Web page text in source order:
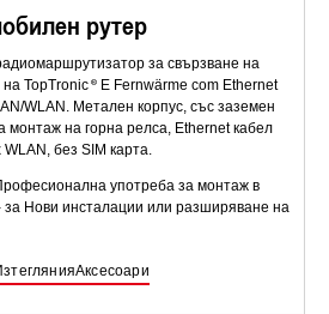
рутер
за свързване на
TopTronic
E Fernwärme com Ethernet
WLAN. Метален корпус, със заземен
монтаж на горна релса, Ethernet кабел
без SIM карта.
употреба за монтаж в
Нови инсталации или разширяване на
Аксесоари